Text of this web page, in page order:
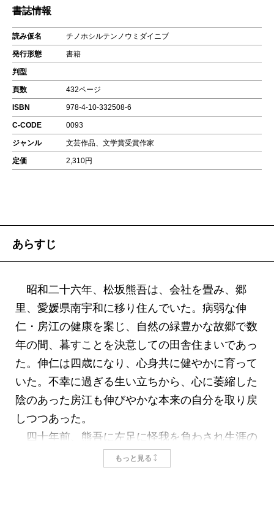
書誌情報
読み仮名 チノホシルテンノウミダイニブ
発行形態 書籍
判型
頁数 432ページ
ISBN 978-4-10-332508-6
C-CODE 0093
ジャンル 文芸作品、文学賞受賞作家
定価 2,310円
あらすじ
昭和二十六年、松坂熊吾は、会社を畳み、郷
里、愛媛県南宇和に移り住んでいた。病弱な伸
仁・房江の健康を案じ、自然の緑豊かな故郷で数
年の間、暮すことを決意しての田舎住まいであっ
た。伸仁は四歳になり、心身共に健やかに育って
いた。不幸に過ぎる生い立ちから、心に萎縮した
陰のあった房江も伸びやかな本来の自分を取り戻
しつつあった。
四十年前、熊吾に左足に怪我を負わされ生涯の
傷となったことを逆恨みに思っていた増田伊佐男
もっと見る